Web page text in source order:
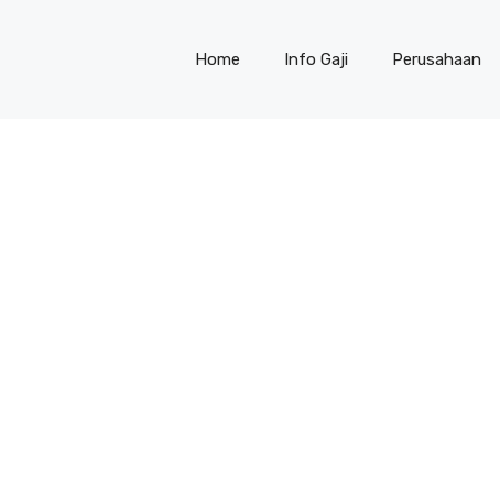
Home Info Gaji Perusahaan